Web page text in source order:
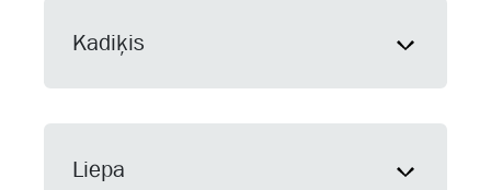
Kadiķis
Liepa